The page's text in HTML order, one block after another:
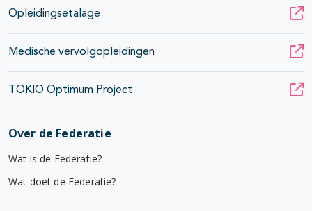
Opleidingsetalage
Medische vervolgopleidingen
TOKIO Optimum Project
Over de Federatie
Wat is de Federatie?
Wat doet de Federatie?